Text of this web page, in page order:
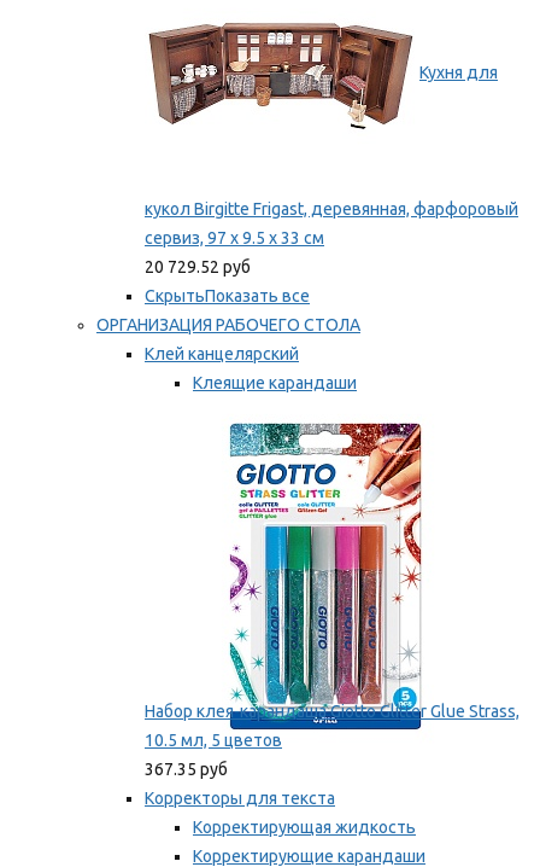
Кухня для
кукол Birgitte Frigast, деревянная, фарфоровый
сервиз, 97 x 9.5 x 33 см
20 729.52 руб
СкрытьПоказать все
ОРГАНИЗАЦИЯ РАБОЧЕГО СТОЛА
Клей канцелярский
Клеящие карандаши
Мы рекомендуем
Набор клея-карандаша Giotto Glitter Glue Strass,
10.5 мл, 5 цветов
367.35 руб
Корректоры для текста
Корректирующая жидкость
Корректирующие карандаши